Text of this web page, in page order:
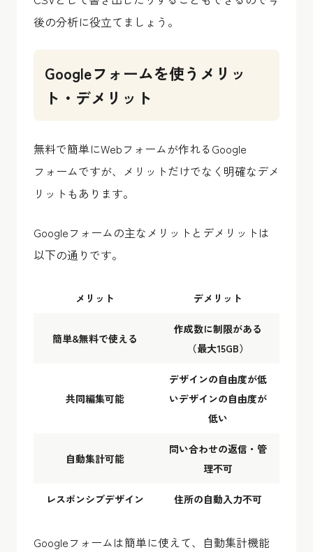
後の分析に役立てましょう。
Googleフォームを使うメリッ
ト・デメリット
無料で簡単にWebフォームが作れるGoogle
フォームですが、メリットだけでなく明確なデメ
リットもあります。
Googleフォームの主なメリットとデメリットは
以下の通りです。
メリット デメリット
簡単&無料で使える
作成数に制限がある
（最大15GB）
共同編集可能
デザインの自由度が低
いデザインの自由度が
低い
自動集計可能
問い合わせの返信・管
理不可
レスポンシブデザイン 住所の自動入力不可
Googleフォームは簡単に使えて、自動集計機能